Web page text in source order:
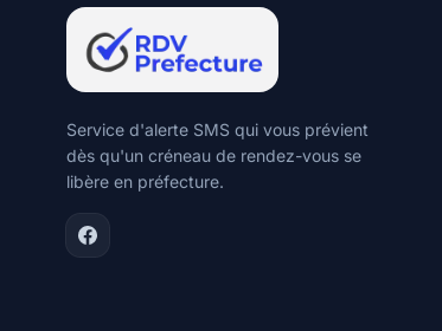
Service d'alerte SMS qui vous prévient
dès qu'un créneau de rendez-vous se
libère en préfecture.